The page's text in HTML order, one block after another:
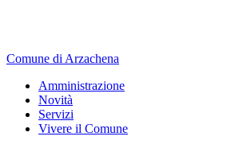
Comune di Arzachena
Amministrazione
Novità
Servizi
Vivere il Comune